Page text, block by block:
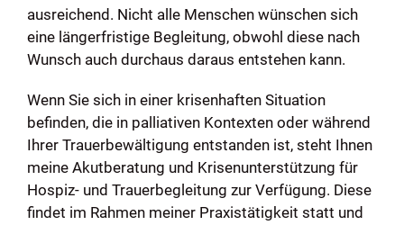
ausreichend. Nicht alle Menschen wünschen sich
eine längerfristige Begleitung, obwohl diese nach
Wunsch auch durchaus daraus entstehen kann.
Wenn Sie sich in einer krisenhaften Situation
befinden, die in palliativen Kontexten oder während
Ihrer Trauerbewältigung entstanden ist, steht Ihnen
meine Akutberatung und Krisenunterstützung für
Hospiz- und Trauerbegleitung zur Verfügung. Diese
findet im Rahmen meiner Praxistätigkeit statt und